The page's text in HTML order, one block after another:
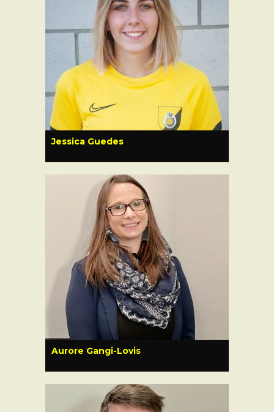
Jessica Guedes
Aurore Gangi-Lovis